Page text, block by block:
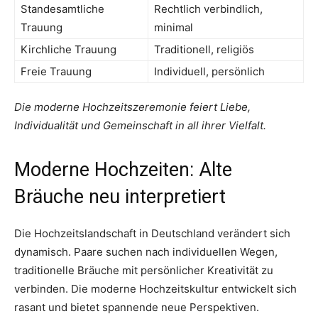
Standesamtliche
Trauung
Rechtlich verbindlich,
minimal
Kirchliche Trauung
Traditionell, religiös
Freie Trauung
Individuell, persönlich
Die moderne Hochzeitszeremonie feiert Liebe,
Individualität und Gemeinschaft in all ihrer Vielfalt.
Moderne Hochzeiten: Alte
Bräuche neu interpretiert
Die Hochzeitslandschaft in Deutschland verändert sich
dynamisch. Paare suchen nach individuellen Wegen,
traditionelle Bräuche mit persönlicher Kreativität zu
verbinden. Die moderne Hochzeitskultur entwickelt sich
rasant und bietet spannende neue Perspektiven.